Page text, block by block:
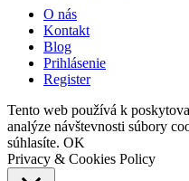
O nás
Kontakt
Blog
Prihlásenie
Register
Tento web používá k
analýze návštevnosti súbory
súhlasíte. OK
Privacy & Cookies Policy